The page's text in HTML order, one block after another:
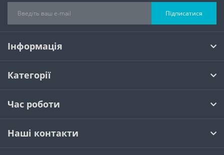
Підписатися
Інформація
Категорії
Час роботи
Наші контакти